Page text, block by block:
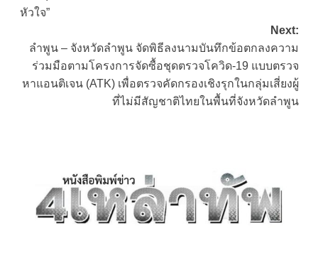
หัวใจ”
Next:
ลำพูน – จังหวัดลำพูน จัดพิธีลงนามบันทึกข้อตกลงความ
ร่วมมือตามโครงการจัดซื้อชุดตรวจโควิด-19 แบบตรวจ
หาแอนติเจน (ATK) เพื่อตรวจคัดกรองเชิงรุกในกลุ่มเสี่ยงผู้
ที่ไม่มีสัญชาติไทยในพื้นที่จังหวัดลำพูน